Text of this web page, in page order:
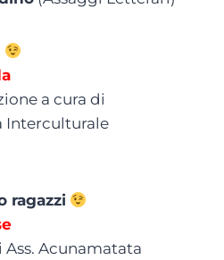
a cura di
Interculturale
ragazzi
Acunamatata